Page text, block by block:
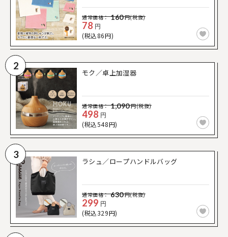
通常価格： 160円(税抜)
78 円
(税込86円)
2
モク／卓上加湿器
通常価格： 1,090円(税抜)
498 円
(税込548円)
3
ラシュ／ロープハンドルバッグ
通常価格： 630円(税抜)
299 円
(税込329円)